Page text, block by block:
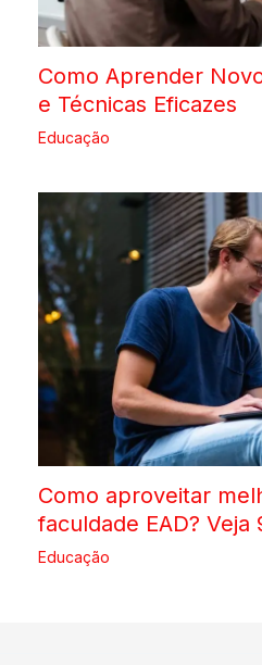
Como Aprender
e Técnicas Eficazes
Educação
Como aproveitar
faculdade EAD? Veja
Educação